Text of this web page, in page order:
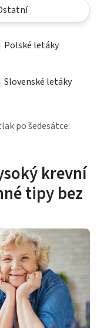
Polské letáky
Slovenské letáky
po šedesátce:
krevní
tipy bez